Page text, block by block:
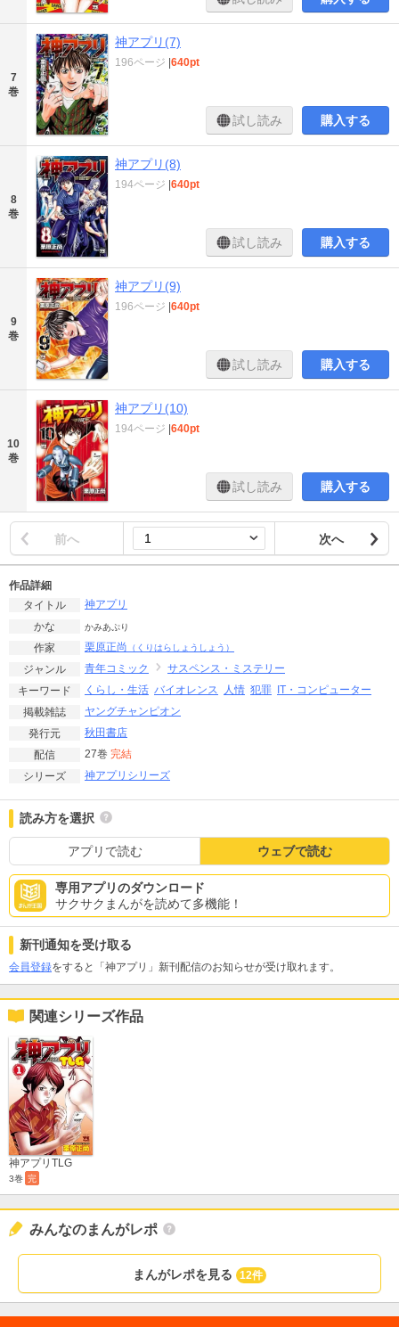
7
巻
神アプリ(7)
196ページ |640pt
試し読み 購入する
8
巻
神アプリ(8)
194ページ |640pt
試し読み 購入する
9
巻
神アプリ(9)
196ページ |640pt
試し読み 購入する
10
巻
神アプリ(10)
194ページ |640pt
試し読み 購入する
前へ 次へ
作品詳細
タイトル
神アプリ
かな
かみあぷり
作家 栗原正尚 （くりはらしょうしょう）
ジャンル 青年コミック
サスペンス・ミステリー
キーワード
くらし・生活 バイオレンス 人情 犯罪
IT・コンピューター
掲載雑誌
ヤングチャンピオン
発行元
秋田書店
配信
27巻 完結
シリーズ
神アプリシリーズ
読み方を選択
アプリで読む ウェブで読む
専用アプリのダウンロード
サクサクまんがを読めて多機能！
新刊通知を受け取る
会員登録をすると「神アプリ」新刊配信のお知らせが受け取れます。
関連シリーズ作品
神アプリTLG
3巻 完
みんなのまんがレポ
まんがレポを見る 12件